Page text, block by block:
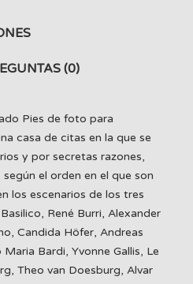
(0)
Pies de foto para
casa de citas en la que se
y por secretas razones,
el orden en el que son
los escenarios de los tres
René Burri, Alexander
Candida Höfer, Andreas
Bardi, Yvonne Gallis, Le
Theo van Doesburg, Alvar